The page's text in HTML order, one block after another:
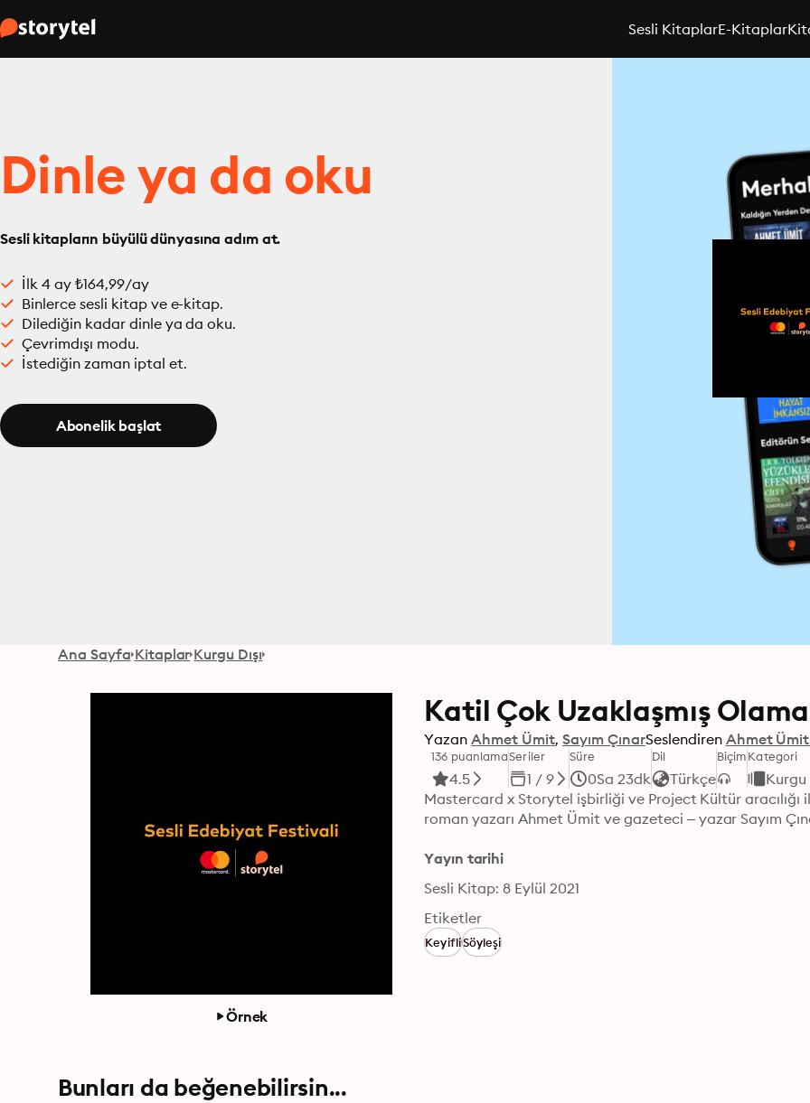
Sesli KitaplarE-Kitaplar
Dinle ya da oku
Sesli kitapların büyülü dünyasına adım at.
İlk 4 ay ₺164,99/ay
Binlerce sesli kitap ve e-kitap.
Dilediğin kadar dinle ya da oku.
Çevrimdışı modu.
İstediğin zaman iptal et.
Abonelik başlat
Ana Sayfa Kitaplar Kurgu Dışı
Örnek
Katil Çok Uzaklaşmış
Yazan Ahmet Ümit Sayım ÇınarSeslendiren Ahmet Ümit
136 puanlama
4.5
Seriler
1 / 9
Süre
0Sa 23dk
Dil
Türkçe
BiçimKategori
Kurgu
Mastercard x Storytel işbirliği ve Project Kültür
roman yazarı Ahmet Ümit ve gazeteci – yazar Sayım
Yayın tarihi
Sesli Kitap: 8 Eylül 2021
Etiketler
KeyifliSöyleşi
Bunları da beğenebilirsin...